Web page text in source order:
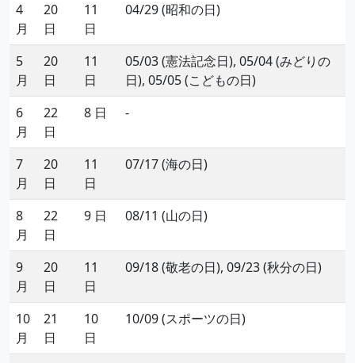
4
月
20
日
11
日
04/29 (昭和の日)
5
月
20
日
11
日
05/03 (憲法記念日), 05/04 (みどりの
日), 05/05 (こどもの日)
6
月
22
日
8 日 -
7
月
20
日
11
日
07/17 (海の日)
8
月
22
日
9 日 08/11 (山の日)
9
月
20
日
11
日
09/18 (敬老の日), 09/23 (秋分の日)
10
月
21
日
10
日
10/09 (スポーツの日)